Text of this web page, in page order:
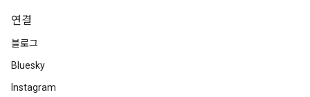
연결
블로그
Bluesky
Instagram